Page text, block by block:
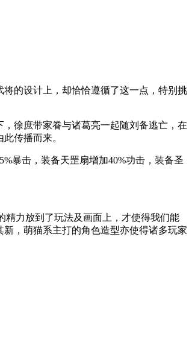
将的设计上，却恰恰遵循了这一点，特别挑
徐庶带家眷与诸葛亮一起随刘备逃亡，在
传播而来。
暴击，装备天罡扇增加40%功击，装备圣
精力放到了玩法及画面上，才使得我们能
，萌猫系主打的角色造型亦使得诸多玩家